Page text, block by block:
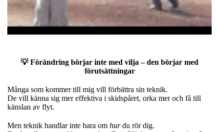
💡 Förändring börjar inte med vilja – den börjar med
förutsättningar
Många som kommer till mig vill förbättra sin teknik.
De vill känna sig mer effektiva i skidspåret, orka mer och få till
känslan av flyt.
Men teknik handlar inte bara om hurdu rör dig.